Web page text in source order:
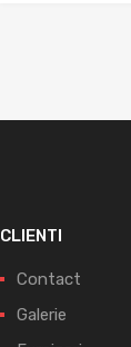
CLIENTI
Contact
Galerie